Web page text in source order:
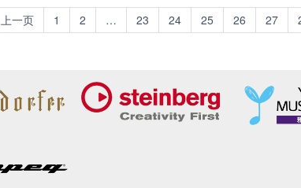
上一页
1 2 … 23 24 25 26 27